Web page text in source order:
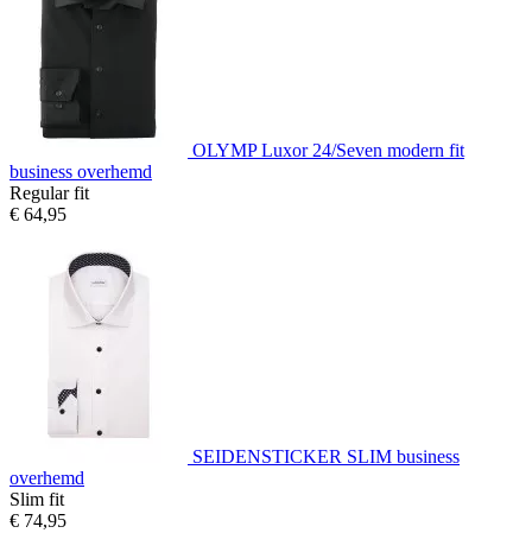
OLYMP Luxor 24/Seven modern fit
business overhemd
Regular fit
€ 64,95
SEIDENSTICKER SLIM business
overhemd
Slim fit
€ 74,95